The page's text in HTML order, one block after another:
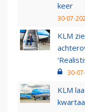
keer
30-07-
KLM
30-
KLM